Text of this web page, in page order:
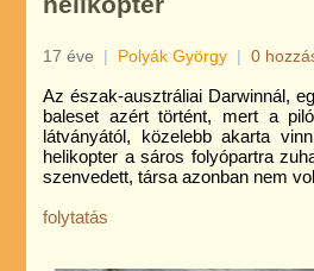
17 éve | Polyák György | 0
Az észak-ausztráliai Darwinnál,
baleset azért történt, mert a
látványától, közelebb akarta
helikopter a sáros folyópartra
szenvedett, társa azonban nem
folytatás